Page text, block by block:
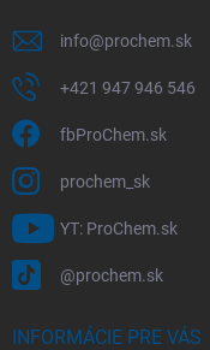
info@prochem.sk
+421 947 946 546
fbProChem.sk
prochem_sk
YT: ProChem.sk
@prochem.sk
INFORMÁCIE PRE VÁS